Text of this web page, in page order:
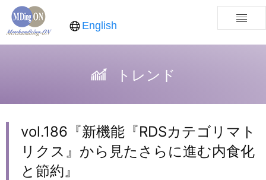
English
トレンド
vol.186『新機能『RDSカテゴリマト
リクス』から見たさらに進む内食化
と節約』